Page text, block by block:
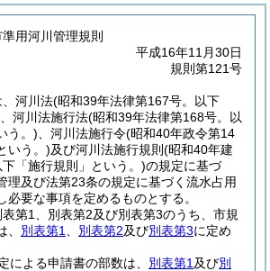
用河川管理規則
平成16年11月30日
規則第121号
、河川法(昭和39年法律第167号。以下
、河川法施行法(昭和39年法律第168号。以
う。) 、河川法施行令(昭和40年政令第14
いう。)及び河川法施行規則 (昭和40年建
「施行規則」という。)の規定に基づ
理及び法第23条の規定に基づく流水占用
必要な事項を定めるものとする。
第1、別表第2及び別表第3のうち、市規
別表第1 別表第2及び別表第3に定め
による申請書の部数は、 別表第1 及び別